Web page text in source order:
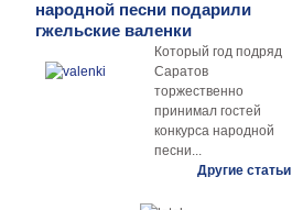
народной песни подарили
гжельские валенки
Который год подряд
Саратов
торжественно
принимал гостей
конкурса народной
песни...
Другие статьи